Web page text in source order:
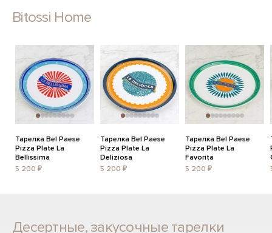
Bitossi Home
Тарелка Bel Paese
Pizza Plate La
Bellissima
5 200 ₽
Тарелка Bel Paese
Pizza Plate La
Deliziosa
5 200 ₽
Тарелка Bel Paese
Pizza Plate La
Favorita
5 200 ₽
Десертные, закусочные тарелки